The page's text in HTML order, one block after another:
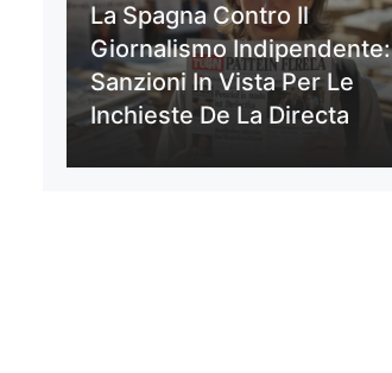
La Spagna Contro Il
Giornalismo Indipendente:
Sanzioni In Vista Per Le
Inchieste De La Directa